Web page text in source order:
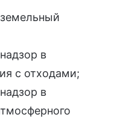
в
с отходами;
в